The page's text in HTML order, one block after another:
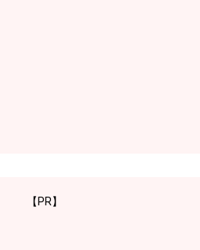
【PR】